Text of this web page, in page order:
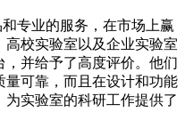
专业的服务，在市场上赢
校实验室以及企业实验室
并给予了高度评价。他们
可靠，而且在设计和功能
为实验室的科研工作提供了